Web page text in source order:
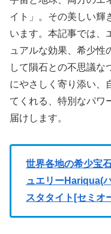
イト」。その美しい輝
います。本記事では、
ュアルな効果、希少性
して隕石との不思議な
にやさしく寄り添い、
てくれる、特別なパワ
届けします。
世界各地の希少宝
ュエリーHariqua(
スタタイト[セミオ